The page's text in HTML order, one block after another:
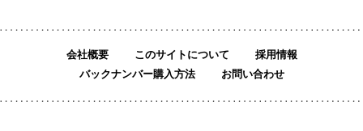
会社概要 このサイトについて
採用情報
バックナンバー購入方法
お問い合わせ